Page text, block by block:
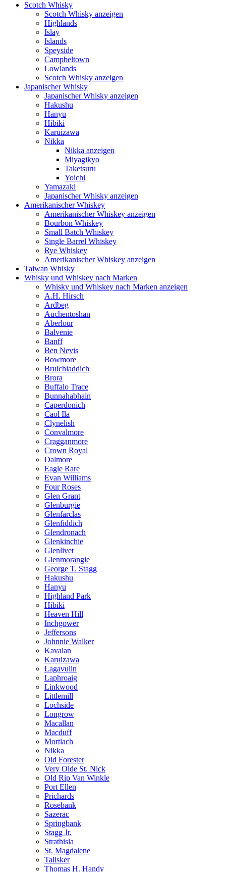
Scotch Whisky
Scotch Whisky anzeigen
Highlands
Islay
Islands
Speyside
Campbeltown
Lowlands
Scotch Whisky anzeigen
Japanischer Whisky
Japanischer Whisky anzeigen
Hakushu
Hanyu
Hibiki
Karuizawa
Nikka
Nikka anzeigen
Miyagikyo
Taketsuru
Yoichi
Yamazaki
Japanischer Whisky anzeigen
Amerikanischer Whiskey
Amerikanischer Whiskey anzeigen
Bourbon Whiskey
Small Batch Whiskey
Single Barrel Whiskey
Rye Whiskey
Amerikanischer Whiskey anzeigen
Taiwan Whisky
Whisky und Whiskey nach Marken
Whisky und Whiskey nach Marken anzeigen
A.H. Hirsch
Ardbeg
Auchentoshan
Aberlour
Balvenie
Banff
Ben Nevis
Bowmore
Bruichladdich
Brora
Buffalo Trace
Bunnahabhain
Caperdonich
Caol Ila
Clynelish
Convalmore
Cragganmore
Crown Royal
Dalmore
Eagle Rare
Evan Williams
Four Roses
Glen Grant
Glenburgie
Glenfarclas
Glenfiddich
Glendronach
Glenkinchie
Glenlivet
Glenmorangie
George T. Stagg
Hakushu
Hanyu
Highland Park
Hibiki
Heaven Hill
Inchgower
Jeffersons
Johnnie Walker
Kavalan
Karuizawa
Lagavulin
Laphroaig
Linkwood
Littlemill
Lochside
Longrow
Macallan
Macduff
Mortlach
Nikka
Old Forester
Very Olde St. Nick
Old Rip Van Winkle
Port Ellen
Prichards
Rosebank
Sazerac
Springbank
Stagg Jr.
Strathisla
St. Magdalene
Talisker
Thomas H. Handy